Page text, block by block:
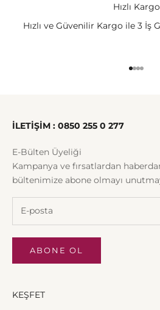
Hızlı Kargo
Hızlı ve Güvenilir Kargo ile 3 İş
1234
İLETİŞİM : 0850 255 0 277
E-Bülten Üyeliği
Kampanya ve fırsatlardan
bültenimize abone olmayı
ABONE OL
KEŞFET